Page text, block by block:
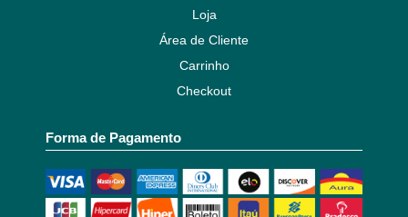
Loja
Área de Cliente
Carrinho
Checkout
Forma de Pagamento